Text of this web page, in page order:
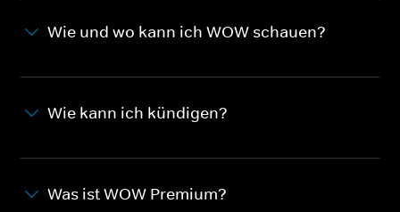
Wie und wo kann ich WOW schauen?
Wie kann ich kündigen?
Was ist WOW Premium?